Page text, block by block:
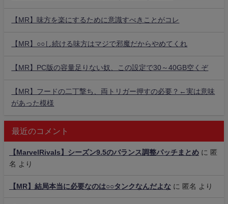
【MR】味方を楽にするために意識すべきことがコレ
【MR】○○し続ける味方はマジで邪魔だからやめてくれ
【MR】PC版の容量足りない奴、この設定で30～40GB空くぞ
【MR】フードの二丁撃ち、両トリガー押すの必要？←実は意味
があった模様
最近のコメント
【MarvelRivals】シーズン9.5のバランス調整パッチまとめ に 匿
名
より
【MR】結局本当に必要なのは○○タンクなんだよな に 匿名 より